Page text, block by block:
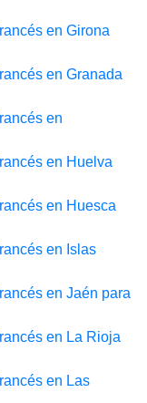
en Girona
en Granada
en
en Huelva
en Huesca
en Islas
en Jaén para
en La Rioja
en Las